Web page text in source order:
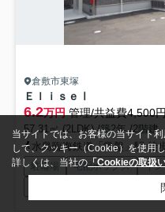
倉敷市東塚
ＥｌｉｓｅⅠ
6.2万円管理/共益費4,500
57.31㎡ (2LDK) /築2年 /2階建
水島臨海鉄道「常盤」駅 徒
駐輪場 宅配ボックス イ
当サイトでは、お客様の当サイト
して、クッキー（Cookie）を使用
詳しくは、当社の 「Cookieの取扱